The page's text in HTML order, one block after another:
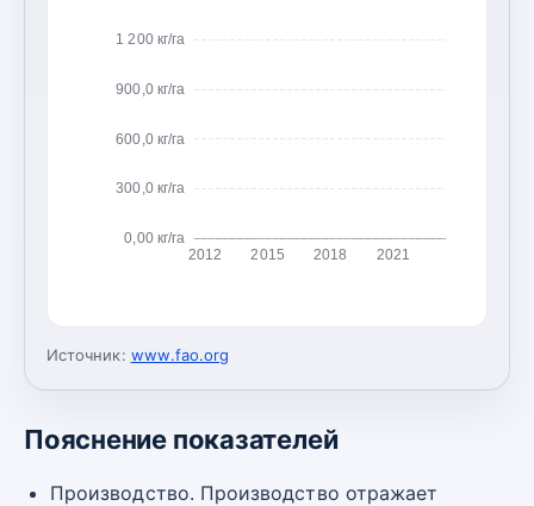
0,00 кг/га
300,0 кг/га
600,0 кг/га
900,0 кг/га
1 200 кг/га
2012 2015 2018 2021
Источник: www.fao.org
Пояснение показателей
Производство. Производство отражает